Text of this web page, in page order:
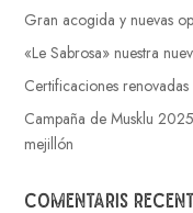
Gran acogida y nuevas
«Le Sabrosa» nuestra
Certificaciones
Campaña de Musklu
mejillón
Comentaris